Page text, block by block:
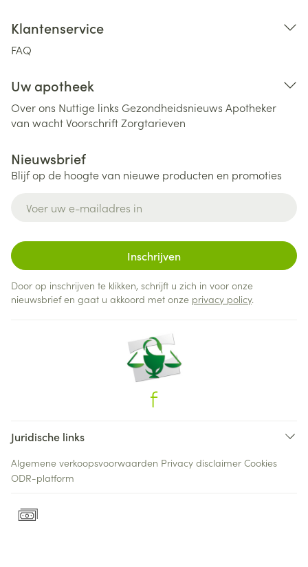
Klantenservice
FAQ
Uw apotheek
Over ons Nuttige links Gezondheidsnieuws Apotheker
van wachtVoorschriftZorgtarieven
Nieuwsbrief
Blijf op de hoogte van nieuwe producten en promoties
Inschrijven
Door op inschrijven te klikken, schrijft u zich in voor onze
nieuwsbrief en gaat u akkoord met onze privacy policy.
Juridische links
Algemene verkoopsvoorwaarden Privacy disclaimer Cookies
ODR-platform